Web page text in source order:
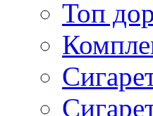
Топ